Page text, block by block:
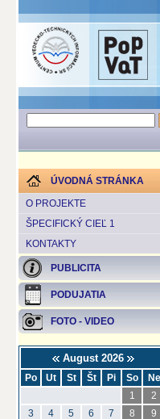
ÚVODNÁ STRÁNKA
O PROJEKTE
ŠPECIFICKÝ CIEĽ 1
KONTAKTY
PUBLICITA
PODUJATIA
FOTO - VIDEO
August 2026
Po Ut St Št Pi So
Ne
1
2
3
4 5 6 7 8
9